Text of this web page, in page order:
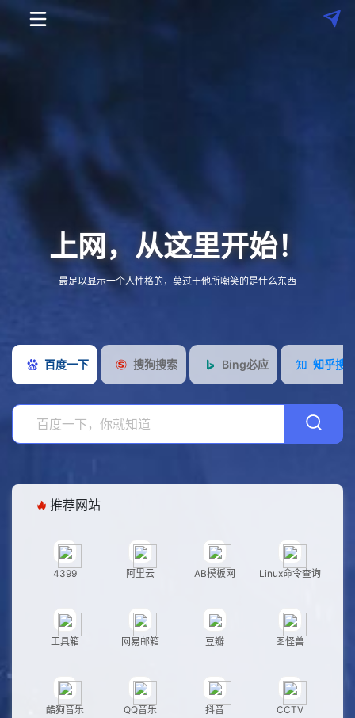
导
计
社
上网，从这里开始！
最足以显示一个人性格的，莫过于他所嘲笑的是什么东西
百度一下 搜狗搜索 Bing必应 知乎搜
推荐网站
4399 阿里云 AB模板网 Linux命令查询
工具箱 网易邮箱 豆瓣 图怪兽
酷狗音乐 QQ音乐 抖音 CCTV